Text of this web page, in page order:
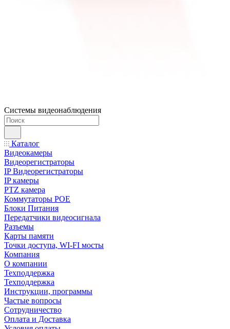
Системы видеонаблюдения
Каталог
Видеокамеры
Видеорегистраторы
IP Видеорегистраторы
IP камеры
PTZ камера
Коммутаторы POE
Блоки Питания
Передатчики видеосигнала
Разъемы
Карты памяти
Точки доступа, WI-FI мосты
Компания
О компании
Техподдержка
Техподдержка
Инструкции, программы
Частые вопросы
Сотрудничество
Оплата и Доставка